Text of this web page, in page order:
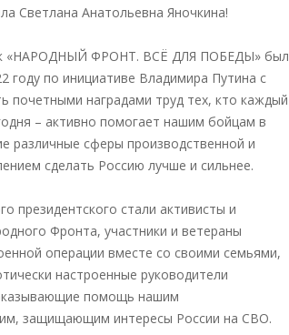
Светлана Анатольевна Яночкина!
«НАРОДНЫЙ ФРОНТ. ВСЁ ДЛЯ ПОБЕДЫ» был
году по инициативе Владимира Путина с
почетными наградами труд тех, кто каждый
– активно помогает нашим бойцам в
различные сферы производственной и
сделать Россию лучше и сильнее.
президентского стали активисты и
Фронта, участники и ветераны
операции вместе со своими семьями,
настроенные руководители
помощь нашим
защищающим интересы России на СВО.